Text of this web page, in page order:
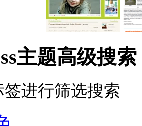
主题高级搜索
签进行筛选搜索